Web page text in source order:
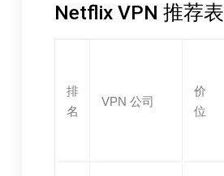
Netflix VPN 推荐表
排
名
VPN 公司
价
位